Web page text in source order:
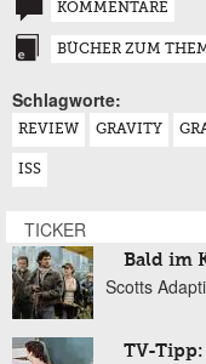
KOMMENTARE
BÜCHER ZUM
Schlagworte:
REVIEW GRAVITY
ISS
TICKER
Bald im
Scotts
TV-Tipp: